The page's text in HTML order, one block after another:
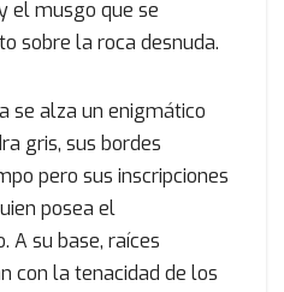
el musgo que se
sobre la roca desnuda.
se alza un enigmático
gris, sus bordes
pero sus inscripciones
posea el
A su base, raíces
con la tenacidad de los